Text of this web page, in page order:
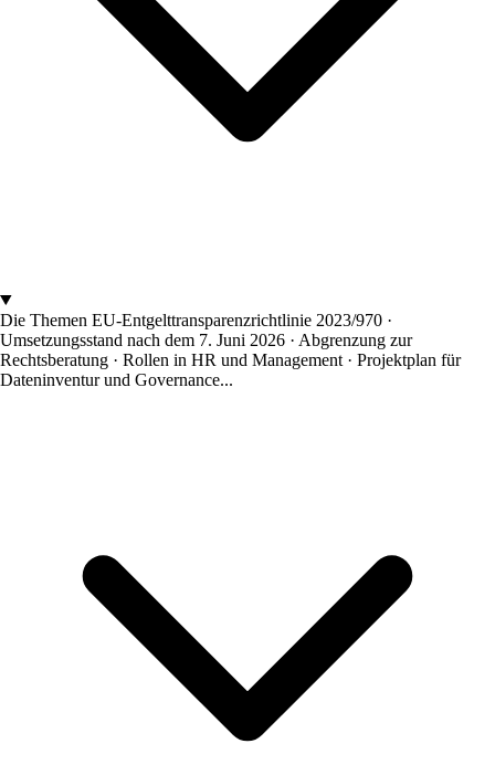
Die Themen EU-Entgelttransparenzrichtlinie 2023/970 ·
Umsetzungsstand nach dem 7. Juni 2026 · Abgrenzung zur
Rechtsberatung · Rollen in HR und Management · Projektplan für
Dateninventur und Governance...